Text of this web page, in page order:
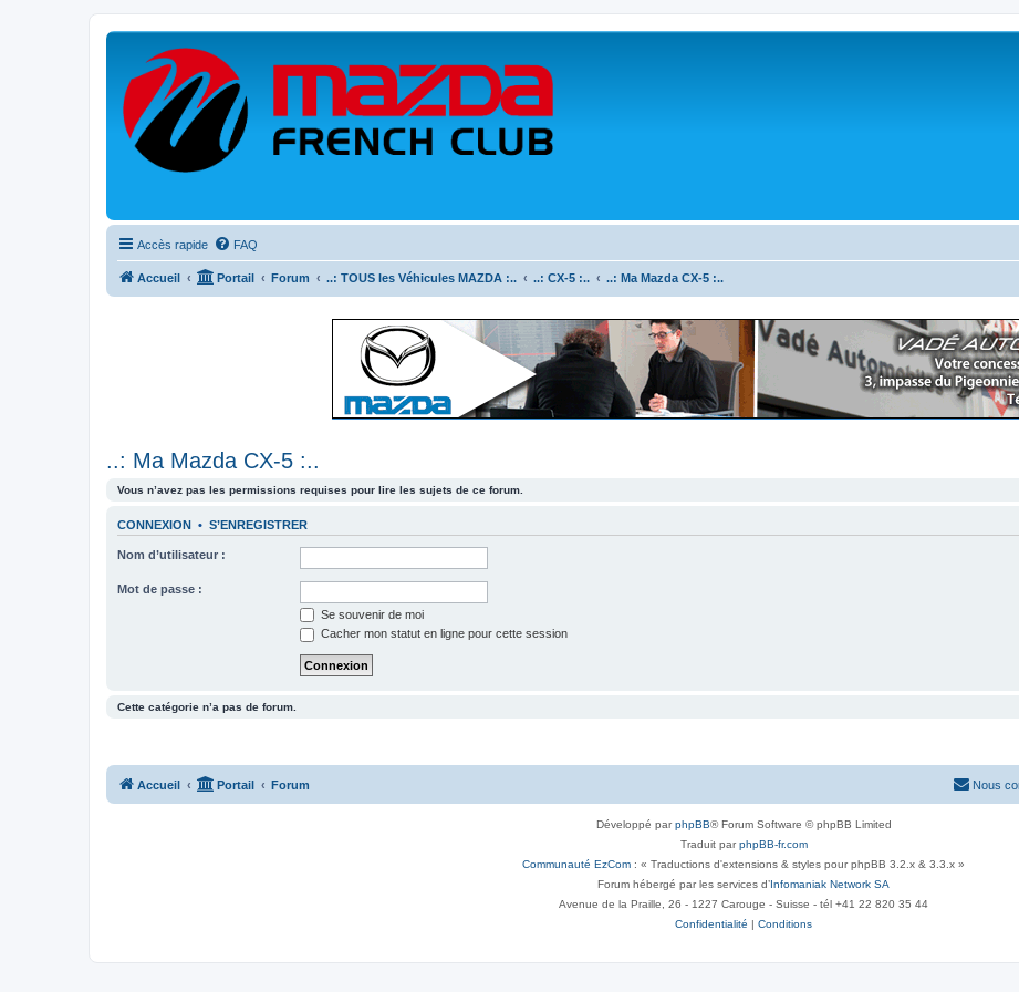
Accès rapide FAQ
Accueil Portail Forum ..: TOUS les Véhicules MAZDA :.. ..: CX-5 :.. ..: Ma Mazda CX-5 :..
..: Ma Mazda CX-5 :..
Vous n’avez pas les permissions requises pour lire les sujets de ce forum.
CONNEXION • S’ENREGISTRER
Nom d’utilisateur :
Mot de passe :
Se souvenir de moi
Cacher mon statut en ligne pour cette session
Cette catégorie n’a pas de forum.
Accueil Portail Forum Nous
Développé parphpBB® Forum Software © phpBB Limited
Traduit parphpBB-fr.com
Communauté EzCom : « Traductions d'extensions & styles pour phpBB 3.2.x & 3.3.x »
Forum hébergé par les services d’Infomaniak Network SA
Avenue de la Praille, 26 - 1227 Carouge - Suisse - tél +41 22 820 35 44
Confidentialité | Conditions